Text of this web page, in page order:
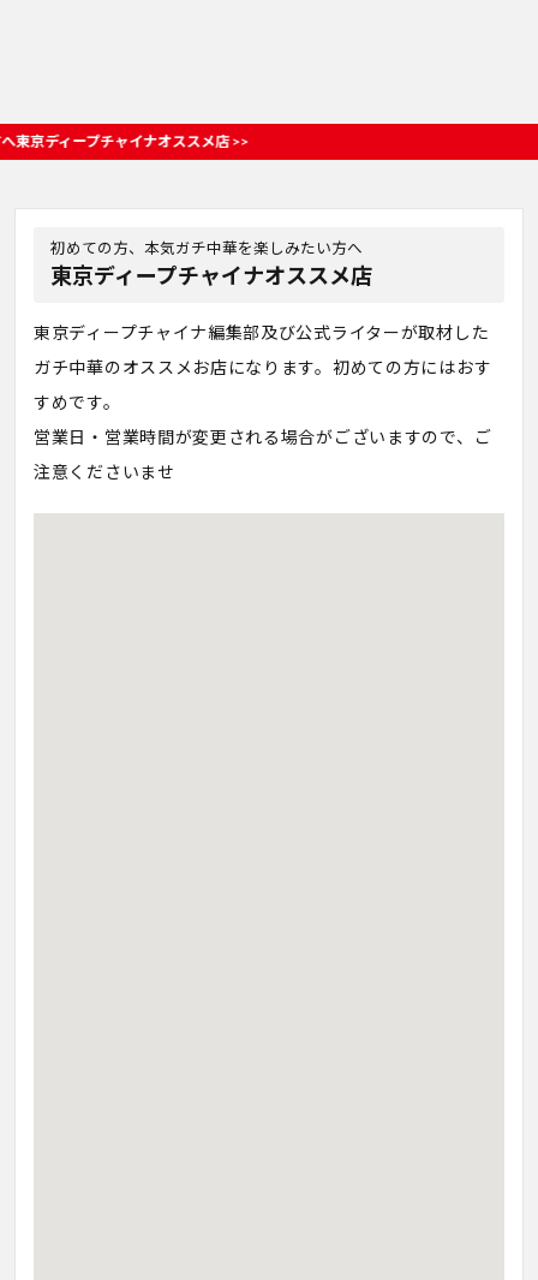
ディープチャイナオススメ店 >>
初めての方、本気ガチ中華を楽しみたい方へ
東京ディープチャイナオススメ店
東京ディープチャイナ編集部及び公式ライターが取材した
ガチ中華のオススメお店になります。初めての方にはおす
すめです。
営業日・営業時間が変更される場合がございますので、ご
注意くださいませ